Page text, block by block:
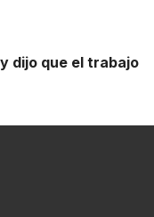
dijo que el trabajo